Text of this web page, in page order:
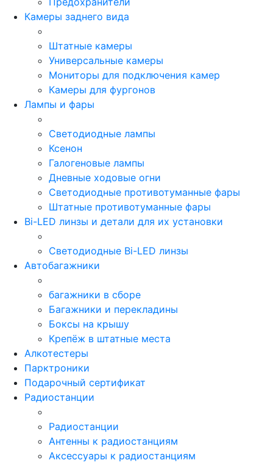
Камеры заднего вида
Штатные камеры
Универсальные камеры
Мониторы для подключения камер
Камеры для фургонов
Лампы и фары
Светодиодные лампы
Ксенон
Галогеновые лампы
Дневные ходовые огни
Светодиодные противотуманные фары
Штатные противотуманные фары
Bi-LED линзы и детали для их установки
Светодиодные Bi-LED линзы
Автобагажники
багажники в сборе
Багажники и перекладины
Боксы на крышу
Крепёж в штатные места
Алкотестеры
Парктроники
Подарочный сертификат
Радиостанции
Радиостанции
Антенны к радиостанциям
Аксессуары к радиостанциям